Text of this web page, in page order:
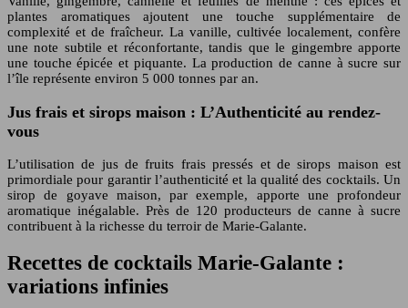
plantes aromatiques ajoutent une touche supplémentaire de
complexité et de fraîcheur. La vanille, cultivée localement, confère
une note subtile et réconfortante, tandis que le gingembre apporte
une touche épicée et piquante. La production de canne à sucre sur
l’île représente environ 5 000 tonnes par an.
Jus frais et sirops maison : L’Authenticité au rendez-
vous
L’utilisation de jus de fruits frais pressés et de sirops maison est
primordiale pour garantir l’authenticité et la qualité des cocktails. Un
sirop de goyave maison, par exemple, apporte une profondeur
aromatique inégalable. Près de 120 producteurs de canne à sucre
contribuent à la richesse du terroir de Marie-Galante.
Recettes de cocktails Marie-Galante :
variations infinies